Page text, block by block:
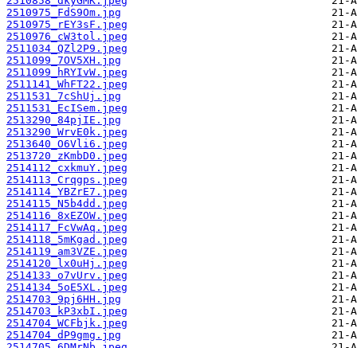
2510975_FdS9Om.jpg
2510975_rEY3sF.jpeg
2510976_cW3tol.jpeg
2511034_QZl2P9.jpeg
2511099_7OV5XH.jpg
2511099_hRYIvW.jpeg
2511141_WhFT22.jpeg
2511531_7cShUj.jpg
2511531_EcISem.jpeg
2513290_84pjIE.jpg
2513290_WrvE0k.jpeg
2513640_O6Vli6.jpeg
2513720_zKmbD0.jpeg
2514112_cxkmuY.jpeg
2514113_Crqgps.jpeg
2514114_YBZrE7.jpeg
2514115_N5b4dd.jpeg
2514116_8xEZOW.jpeg
2514117_FcVwAq.jpeg
2514118_5mKgad.jpeg
2514119_am3VZE.jpeg
2514120_lx0uHj.jpeg
2514133_o7vUrv.jpeg
2514134_5oE5XL.jpeg
2514703_9pj6HH.jpg
2514703_kP3xbI.jpeg
2514704_WCFbjk.jpeg
2514704_dP9gmg.jpg